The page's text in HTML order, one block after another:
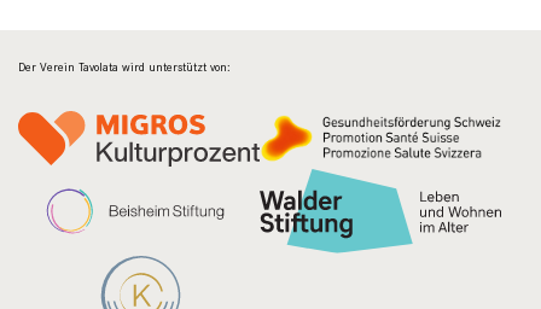
Der Verein Tavolata wird unterstützt von: